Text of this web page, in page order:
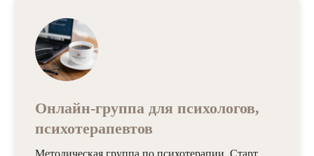
Онлайн-группа для психологов,
психотерапевтов
Методическая группа по психотерапии. Старт